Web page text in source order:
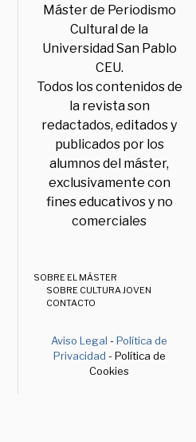
Máster de Periodismo
Cultural de la
Universidad San Pablo
CEU.
Todos los contenidos de
la revista son
redactados, editados y
publicados por los
alumnos del máster,
exclusivamente con
fines educativos y no
comerciales
SOBRE EL MÁSTER
SOBRE CULTURA JOVEN
CONTACTO
Aviso Legal -Política de
Privacidad - Política de
Cookies